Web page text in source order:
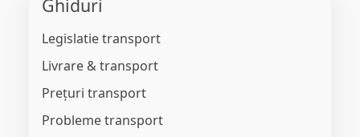
Ghiduri
Legislatie transport
Livrare & transport
Prețuri transport
Probleme transport